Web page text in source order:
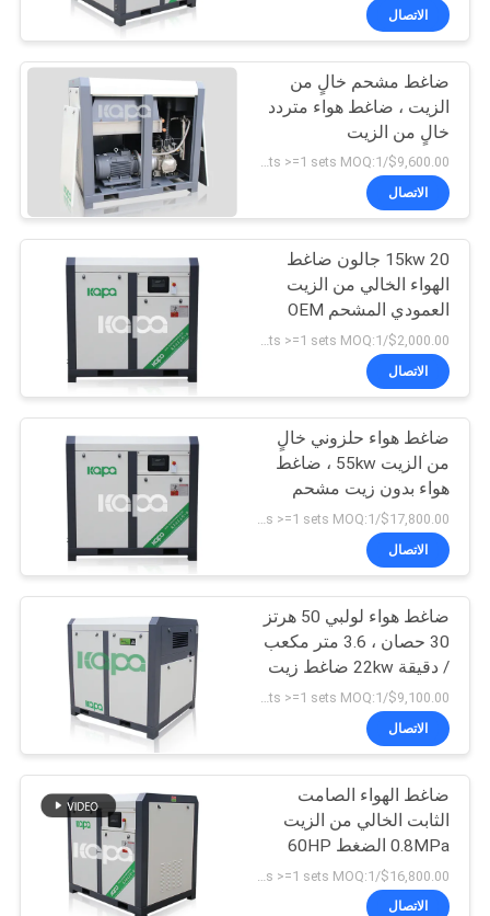
اتصل
بنا
أخبار
خريطة
الموقع
PRIVACY
POLICY
الاتصال
ضاغط مشحم خالٍ من
الزيت ، ضاغط هواء متردد
خالٍ من الزيت
$9,600.00/sets >=1 sets MOQ:1
الاتصال
15kw 20 جالون ضاغط
الهواء الخالي من الزيت
العمودي المشحم OEM
$2,000.00/sets >=1 sets MOQ:1
الاتصال
ضاغط هواء حلزوني خالٍ
من الزيت 55kw ، ضاغط
هواء بدون زيت مشحم
الاتصال
ضاغط هواء لولبي 50 هرتز
30 حصان ، 3.6 متر مكعب
/ دقيقة 22kw ضاغط زيت
مجاني
$9,100.00/sets >=1 sets MOQ:1
الاتصال
ضاغط الهواء الصامت
الثابت الخالي من الزيت
0.8MPa الضغط 60HP
قابلة للتخصيص
الاتصال